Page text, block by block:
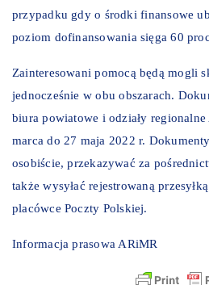
przypadku gdy o środki finansowe
poziom dofinansowania sięga 60
Zainteresowani pomocą będą mogli
jednocześnie w obu obszarach.
biura powiatowe i odziały
marca do 27 maja 2022 r.
osobiście, przekazywać za
także wysyłać rejestrowaną
placówce Poczty Polskiej.
Informacja prasowa ARiMR